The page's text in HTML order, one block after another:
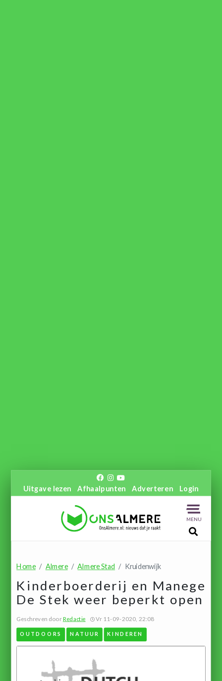
Uitgave lezen Afhaalpunten Adverteren Login
MENU
Home Almere Almere Stad Kruidenwijk
Kinderboerderij en Manege
De Stek weer beperkt open
Geschreven doorRedactie Vr 11-09-2020, 22:08
OUTDOORS NATUUR KINDEREN